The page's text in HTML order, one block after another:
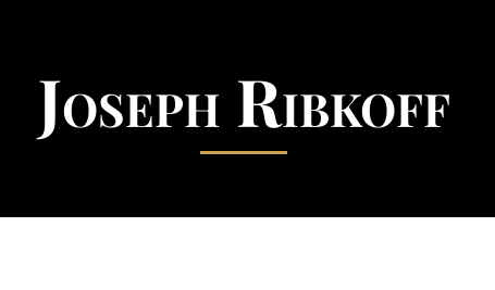
Joseph Ribkoff